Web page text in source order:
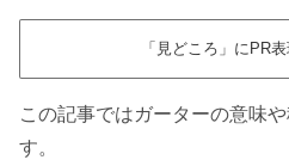
「見どころ」にPR
この記事ではガーターの意味
す。